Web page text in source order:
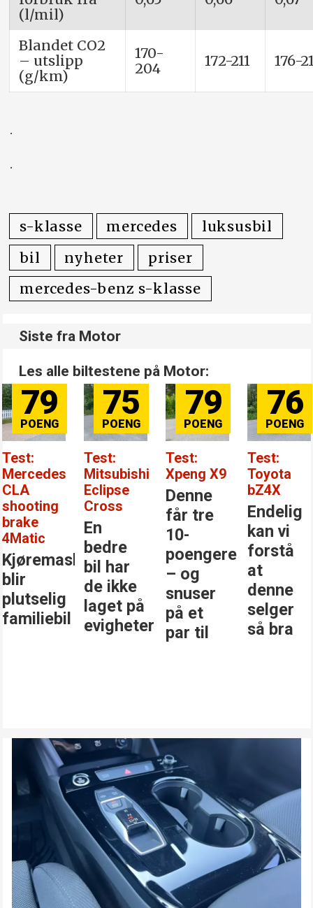
(l/mil)
Blandet CO2
– utslipp
(g/km)
170-
204
172-211 176-
.
.
s-klasse mercedes
luksusbil
bil
nyheter
priser
mercedes-benz s-klasse
Siste fra Motor
Les alle biltestene på Motor:
79
Test:
Mercedes
CLA
shooting
brake
4Matic
Kjøremaskinen
blir
plutselig
familiebil
75
Test:
Mitsubishi
Eclipse
Cross
En
bedre
bil har
de ikke
laget på
evigheter
79
Test:
Xpeng X9
Denne
får tre
10-
poengere
– og
snuser
på et
par til
76
Test:
Toyota
bZ4X
Endelig
kan vi
forstå
at
denne
selger
så bra